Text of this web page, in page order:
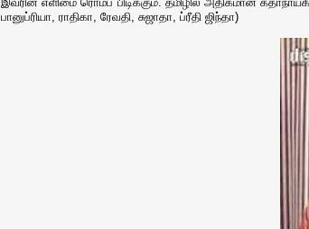
பானுப்ரியா, ராதிகா, ரேவதி, சுஜாதா, ப்ரீதி ஜிந்தா)